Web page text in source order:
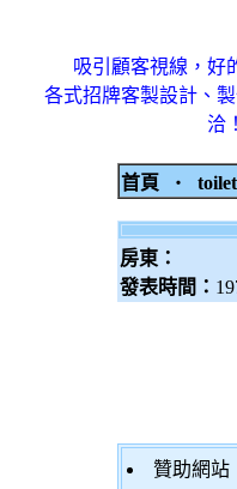
吸引顧客視線，好
各式招牌客製設計、
洽！
首頁 ‧
房東：
發表時間：
贊助網